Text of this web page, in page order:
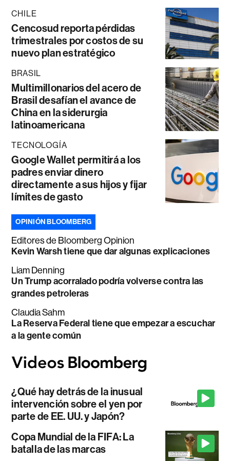
CHILE
Cencosud reporta pérdidas
trimestrales por costos de su
nuevo plan estratégico
BRASIL
Multimillonarios del acero de
Brasil desafían el avance de
China en la siderurgia
latinoamericana
TECNOLOGÍA
Google Wallet permitirá a los
padres enviar dinero
directamente a sus hijos y fijar
límites de gasto
OPINIÓN BLOOMBERG
Editores de Bloomberg Opinion
Kevin Warsh tiene que dar algunas explicaciones
Liam Denning
Un Trump acorralado podría volverse contra las
grandes petroleras
Claudia Sahm
La Reserva Federal tiene que empezar a escuchar
a la gente común
¿Qué hay detrás de la inusual
intervención sobre el yen por
parte de EE. UU. y Japón?
Copa Mundial de la FIFA: La
batalla de las marcas